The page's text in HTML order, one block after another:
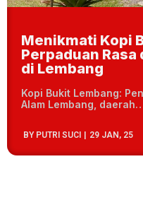
Menikmati Kopi
Perpaduan
di Lembang
BY PUTRI SUCI | 29 JAN, 25
Kopi Bukit Lembang:
Alam Lembang,